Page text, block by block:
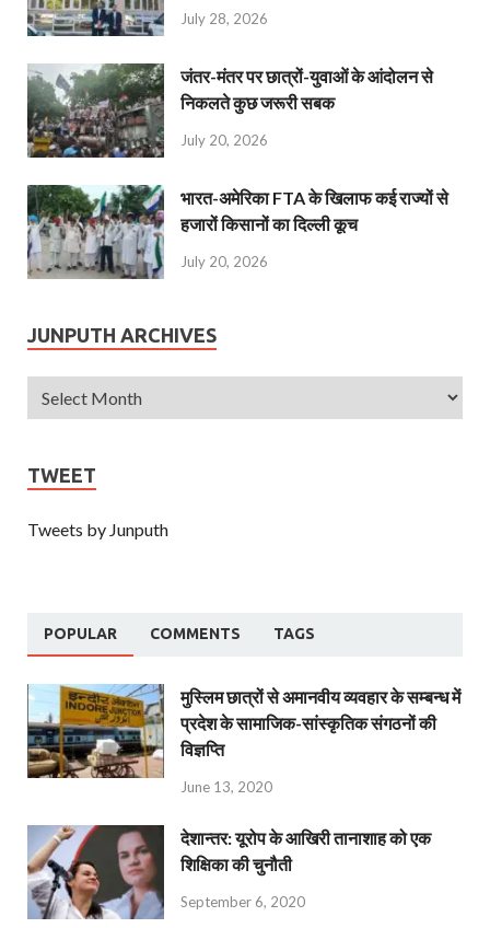
July 28, 2026
जंतर-मंतर पर छात्रों-युवाओं के आंदोलन से
निकलते कुछ जरूरी सबक
July 20, 2026
भारत-अमेरिका FTA के खिलाफ कई राज्यों से
हजारों किसानों का दिल्ली कूच
July 20, 2026
JUNPUTH ARCHIVES
TWEET
Tweets by Junputh
POPULAR COMMENTS TAGS
मुस्लिम छात्रों से अमानवीय व्यवहार के सम्बन्ध में
प्रदेश के सामाजिक-सांस्कृतिक संगठनों की
विज्ञप्ति
June 13, 2020
देशान्‍तर: यूरोप के आखिरी तानाशाह को एक
शिक्षिका की चुनौती
September 6, 2020